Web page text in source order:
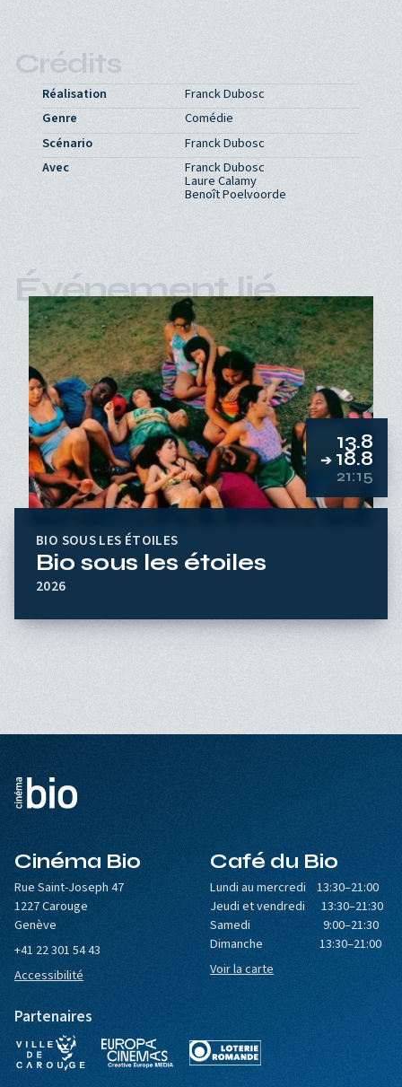
Crédits
Réalisation
Franck Dubosc
Genre
Comédie
Scénario
Franck Dubosc
Avec
Franck Dubosc
Laure Calamy
Benoît Poelvoorde
Événement lié
13.8
➔ 18.8
21:15
BIO SOUS LES ÉTOILES
Bio sous les étoiles
2026
Cinéma Bio
Rue Saint-Joseph 47
1227 Carouge
Genève
+41 22 301 54 43
Accessibilité
Café du Bio
Lundi au mercredi 13:30–21:00
Jeudi et vendredi 13:30–21:30
Samedi 9:00–21:30
Dimanche 13:30–21:00
Voir la carte
Partenaires